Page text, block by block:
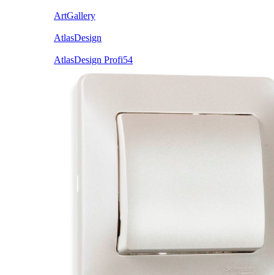
ArtGallery
AtlasDesign
AtlasDesign Profi54